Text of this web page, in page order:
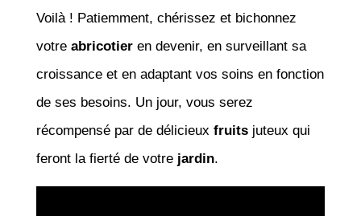
Voilà ! Patiemment, chérissez et bichonnez
votre abricotieren devenir, en surveillant sa
croissance et en adaptant vos soins en fonction
de ses besoins. Un jour, vous serez
récompensé par de délicieux fruitsjuteux qui
feront la fierté de votre jardin.